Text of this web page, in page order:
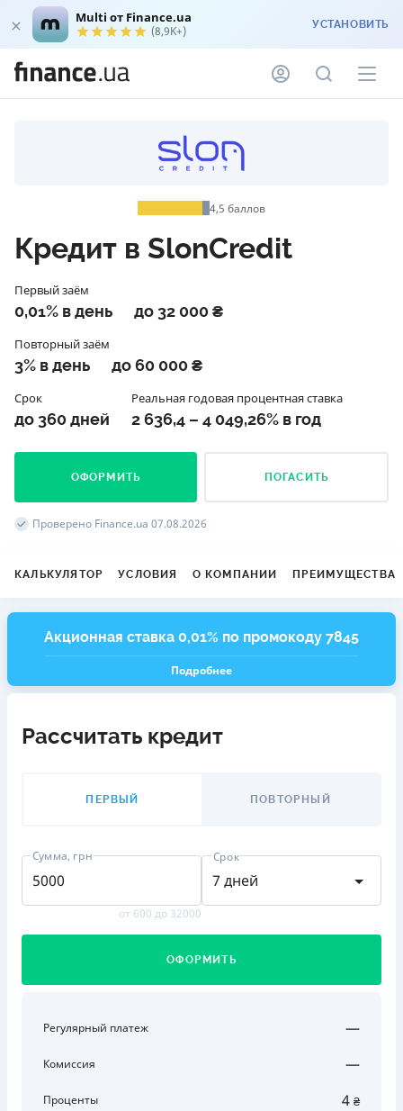
Multi от Finance.ua
(8,9K+) УСТАНОВИТЬ
4,5 баллов
Кредит в SlonCredit
Первый заём
0,01% в день до 32 000 ₴
Повторный заём
3% в день до 60 000 ₴
Срок
до 360 дней
Реальная годовая процентная ставка
2 636,4 – 4 049,26% в год
ОФОРМИТЬ ПОГАСИТЬ
Проверено Finance.ua 07.08.2026
КАЛЬКУЛЯТОР УСЛОВИЯ О КОМПАНИИ ПРЕИМУЩЕСТВА
Акционная ставка 0,01% по промокоду 7845
Подробнее
Рассчитать кредит
ПЕРВЫЙ ПОВТОРНЫЙ
Сумма, грн
от 600 до 32000
7 дней
Срок
ОФОРМИТЬ
Регулярный платеж —
Комиссия —
Проценты 4 ₴